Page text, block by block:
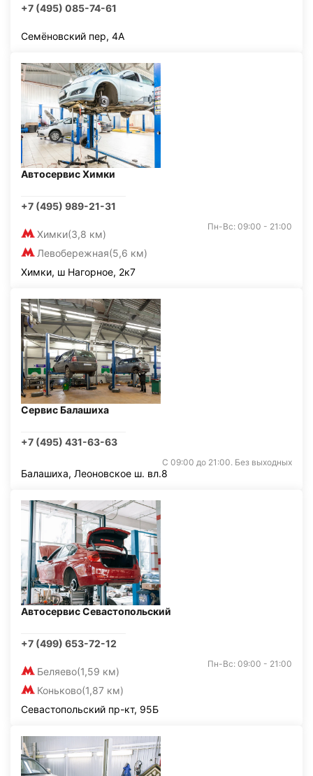
+7 (495) 085-74-61
Семёновский пер, 4А
Автосервис Химки
+7 (495) 989-21-31
Химки(3,8 км)
Левобережная(5,6 км)
Пн-Вс: 09:00 - 21:00
Химки, ш Нагорное, 2к7
Сервис Балашиха
+7 (495) 431-63-63
С 09:00 до 21:00. Без выходных
Балашиха, Леоновское ш. вл.8
Автосервис Севастопольский
+7 (499) 653-72-12
Беляево(1,59 км)
Коньково(1,87 км)
Пн-Вс: 09:00 - 21:00
Севастопольский пр-кт, 95Б